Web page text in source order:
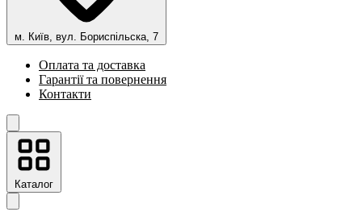
м. Київ, вул. Бориспільска, 7
Оплата та доставка
Гарантії та повернення
Контакти
Каталог